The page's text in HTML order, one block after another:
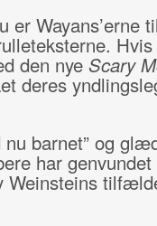
er Wayans’erne
den nye Scary
deres
barnet” og
har
Weinsteins